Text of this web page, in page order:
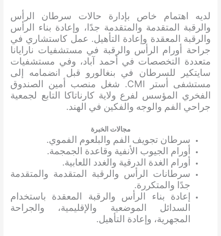
لديه اهتمام خاص بإدارة حالات سرطان الرأس
والرقبة المتقدمة والمتقدمة جدًا، وإعادة بناء الرأس
والرقبة المعقدة وإعادة التأهيل. عمل كاستشاري في
جراحة أورام الرأس والرقبة في مستشفيات نارايانا
متعددة التخصصات في أحمد آباد، وفي مستشفيات
سايتكير للسرطان في بنغالورو قبل انضمامه إلى
مستشفى أستر CMI. شغل منصب أمين الصندوق
الفخري المؤسس لفرع ولاية كارناتاكا التابع لجمعية
جراحي الفم والوجه والفكين في الهند.
مجالات الخبرة
سرطان تجويف الفم والبلعوم الفموي.
أورام الجيوب الأنفية وقاعدة الجمجمة.
أورام الغدة الدرقية والغدد اللعابية.
سرطانات الرأس والرقبة المتقدمة والمتقدمة
جدًا والمتكررة.
إعادة بناء الرأس والرقبة المعقدة باستخدام
السدائل الموضعية والإقليمية، والجراحة
المجهرية، وإعادة التأهيل.